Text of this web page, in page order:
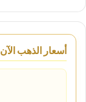
أسعار الذهب الآن